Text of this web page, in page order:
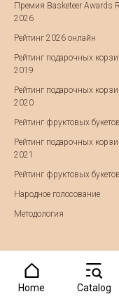
Home Catalog
Премия Basketeer Awards
2026
Рейтинг 2026 онлайн
Рейтинг подарочных
2019
Рейтинг подарочных
2020
Рейтинг фруктовых
Рейтинг подарочных
2021
Рейтинг фруктовых
Народное голосование
Методология